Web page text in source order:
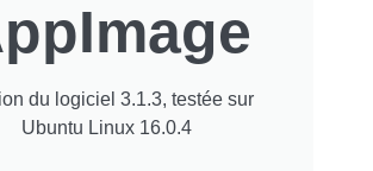
du logiciel 3.1.3, testée sur
Ubuntu Linux 16.0.4